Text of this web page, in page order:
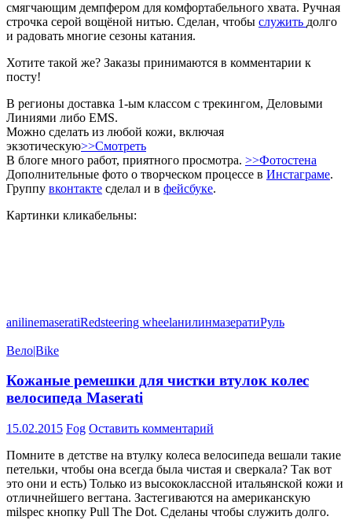
смягчающим демпфером для комфортабельного хвата. Ручная
строчка серой вощёной нитью. Сделан, чтобы служить долго
и радовать многие сезоны катания.
Хотите такой же? Заказы принимаются в комментарии к
посту!
В регионы доставка 1-ым классом с трекингом, Деловыми
Линиями либо EMS.
Можно сделать из любой кожи, включая
экзотическую>>Смотреть
В блоге много работ, приятного просмотра. >>Фотостена
Дополнительные фото о творческом процессе в Инстаграме.
Группу вконтакте сделал и в фейсбуке.
Картинки кликабельны:
anilinemaseratiRedsteering wheelанилинмазератиРуль
Вело|Bike
Кожаные ремешки для чистки втулок колес
велосипеда Maserati
15.02.2015 Fog Оставить комментарий
Помните в детстве на втулку колеса велосипеда вешали такие
петельки, чтобы она всегда была чистая и сверкала? Так вот
это они и есть) Только из высококлассной итальянской кожи и
отличнейшего вегтана. Застегиваются на американскую
milspec кнопку Pull The Dot. Сделаны чтобы служить долго.